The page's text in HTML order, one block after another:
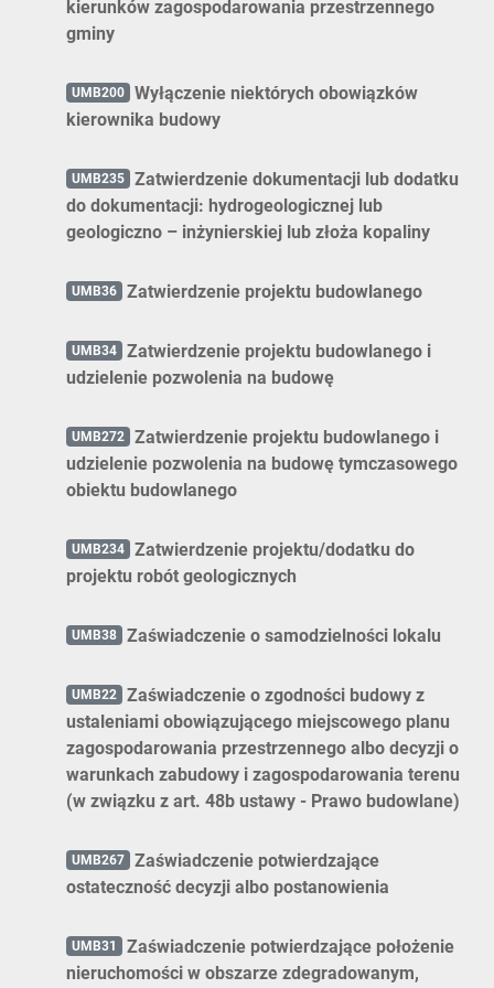
kierunków zagospodarowania przestrzennego
gminy
UMB200 Wyłączenie niektórych obowiązków
kierownika budowy
UMB235 Zatwierdzenie dokumentacji lub dodatku
do dokumentacji: hydrogeologicznej lub
geologiczno – inżynierskiej lub złoża kopaliny
UMB36 Zatwierdzenie projektu budowlanego
UMB34 Zatwierdzenie projektu budowlanego i
udzielenie pozwolenia na budowę
UMB272 Zatwierdzenie projektu budowlanego i
udzielenie pozwolenia na budowę tymczasowego
obiektu budowlanego
UMB234 Zatwierdzenie projektu/dodatku do
projektu robót geologicznych
UMB38 Zaświadczenie o samodzielności lokalu
UMB22 Zaświadczenie o zgodności budowy z
ustaleniami obowiązującego miejscowego planu
zagospodarowania przestrzennego albo decyzji o
warunkach zabudowy i zagospodarowania terenu
(w związku z art. 48b ustawy - Prawo budowlane)
UMB267 Zaświadczenie potwierdzające
ostateczność decyzji albo postanowienia
UMB31 Zaświadczenie potwierdzające położenie
nieruchomości w obszarze zdegradowanym,